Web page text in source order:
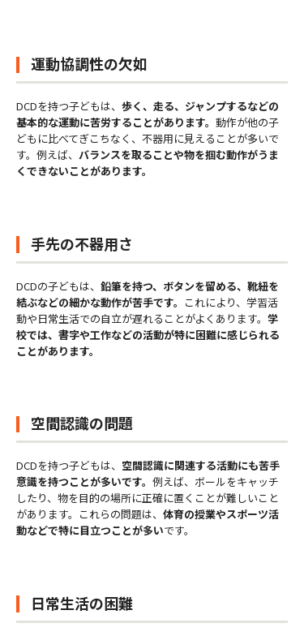
運動協調性の欠如
DCDを持つ子どもは、 歩く、走る、ジャンプするなどの
基本的な運動に苦労することがあります。 動作が他の子
どもに比べてぎこちなく、不器用に見えることが多いで
す。例えば、 バランスを取ることや物を掴む動作がうま
くできないことがあります。
手先の不器用さ
DCDの子どもは、 鉛筆を持つ、ボタンを留める、靴紐を
結ぶなどの細かな動作が苦手です。 これにより、学習活
動や日常生活での自立が遅れることがよくあります。 学
校では、書字や工作などの活動が特に困難に感じられる
ことがあります。
空間認識の問題
DCDを持つ子どもは、 空間認識に関連する活動にも苦手
意識を持つことが多いです。 例えば、ボールをキャッチ
したり、物を目的の場所に正確に置くことが難しいこと
があります。これらの問題は、 体育の授業やスポーツ活
動などで特に目立つことが多いです。
日常生活の困難